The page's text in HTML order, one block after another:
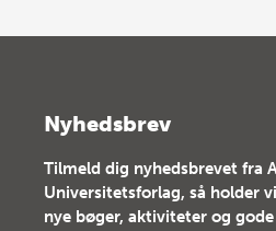
Nyhedsbrev
Tilmeld dig nyhedsbrevet fra
Universitetsforlag, så holder
nye bøger, aktiviteter og